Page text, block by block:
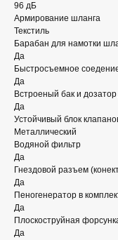
96 дБ
Армирование шланга
Текстиль
Барабан для намотки
Да
Быстросъемное
Да
Встроеный бак и
Да
Устойчивый блок
Металлический
Водяной фильтр
Да
Гнездовой разъем
Да
Пеногенератор в
Да
Плоскоструйная
Да